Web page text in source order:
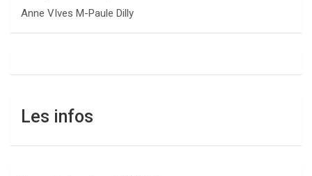
Anne VIves M-Paule Dilly
Les infos